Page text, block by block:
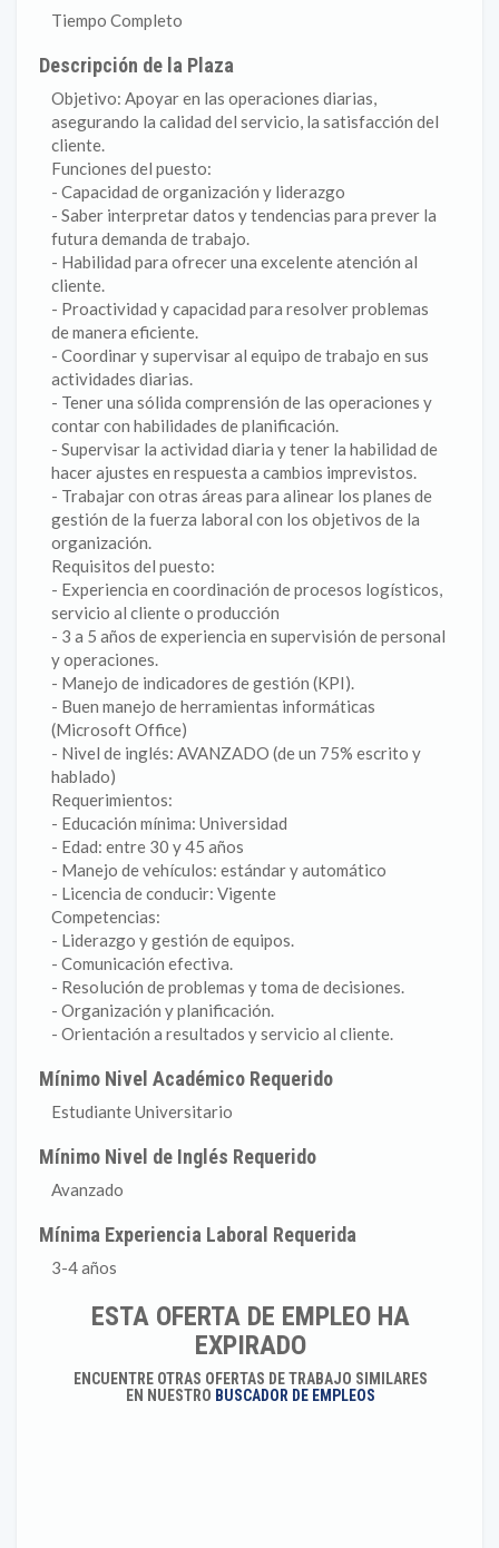
Tiempo Completo
Descripción de la Plaza
Objetivo: Apoyar en las operaciones diarias,
asegurando la calidad del servicio, la satisfacción del
cliente.
Funciones del puesto:
- Capacidad de organización y liderazgo
- Saber interpretar datos y tendencias para prever la
futura demanda de trabajo.
- Habilidad para ofrecer una excelente atención al
cliente.
- Proactividad y capacidad para resolver problemas
de manera eficiente.
- Coordinar y supervisar al equipo de trabajo en sus
actividades diarias.
- Tener una sólida comprensión de las operaciones y
contar con habilidades de planificación.
- Supervisar la actividad diaria y tener la habilidad de
hacer ajustes en respuesta a cambios imprevistos.
- Trabajar con otras áreas para alinear los planes de
gestión de la fuerza laboral con los objetivos de la
organización.
Requisitos del puesto:
- Experiencia en coordinación de procesos logísticos,
servicio al cliente o producción
- 3 a 5 años de experiencia en supervisión de personal
y operaciones.
- Manejo de indicadores de gestión (KPI).
- Buen manejo de herramientas informáticas
(Microsoft Office)
- Nivel de inglés: AVANZADO (de un 75% escrito y
hablado)
Requerimientos:
- Educación mínima: Universidad
- Edad: entre 30 y 45 años
- Manejo de vehículos: estándar y automático
- Licencia de conducir: Vigente
Competencias:
- Liderazgo y gestión de equipos.
- Comunicación efectiva.
- Resolución de problemas y toma de decisiones.
- Organización y planificación.
- Orientación a resultados y servicio al cliente.
Mínimo Nivel Académico Requerido
Estudiante Universitario
Mínimo Nivel de Inglés Requerido
Avanzado
Mínima Experiencia Laboral Requerida
3-4 años
ESTA OFERTA DE EMPLEO HA
EXPIRADO
ENCUENTRE OTRAS OFERTAS DE TRABAJO SIMILARES
EN NUESTRO BUSCADOR DE EMPLEOS